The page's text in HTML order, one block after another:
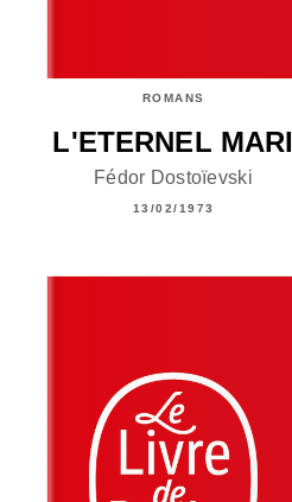
ROMANS
L'ETERNEL MARI
Fédor Dostoïevski
13/02/1973